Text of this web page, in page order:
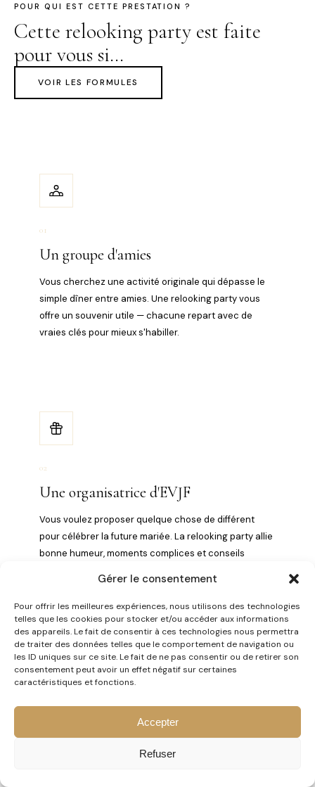
Gérer le consentement
Pour offrir les meilleures expériences, nous utilisons des technologies
telles que les cookies pour stocker et/ou accéder aux informations
des appareils. Le fait de consentir à ces technologies nous permettra
de traiter des données telles que le comportement de navigation ou
les ID uniques sur ce site. Le fait de ne pas consentir ou de retirer son
consentement peut avoir un effet négatif sur certaines
caractéristiques et fonctions.
Accepter
Refuser
POUR QUI EST CETTE PRESTATION ?
Cette relooking party est faite
pour vous si…
VOIR LES FORMULES
01
Un groupe d'amies
Vous cherchez une activité originale qui dépasse le
simple dîner entre amies. Une relooking party vous
offre un souvenir utile — chacune repart avec de
vraies clés pour mieux s'habiller.
02
Une organisatrice d'EVJF
Vous voulez proposer quelque chose de différent
pour célébrer la future mariée. La relooking party allie
bonne humeur, moments complices et conseils
03
Un groupe de collègues
Vous souhaitez organiser une activité cohésion